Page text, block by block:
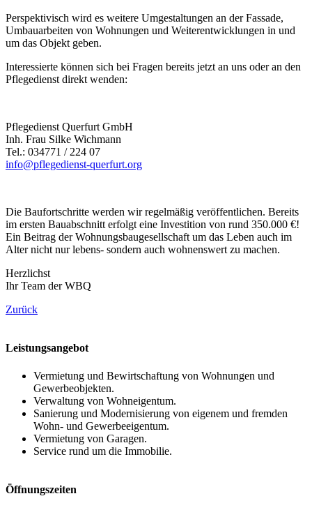
Perspektivisch wird es weitere Umgestaltungen an der Fassade,
Umbauarbeiten von Wohnungen und Weiterentwicklungen in und
um das Objekt geben.
Interessierte können sich bei Fragen bereits jetzt an uns oder an den
Pflegedienst direkt wenden:
Pflegedienst Querfurt GmbH
Inh. Frau Silke Wichmann
Tel.: 034771 / 224 07
info@pflegedienst-querfurt.org
Die Baufortschritte werden wir regelmäßig veröffentlichen. Bereits
im ersten Bauabschnitt erfolgt eine Investition von rund 350.000 €!
Ein Beitrag der Wohnungsbaugesellschaft um das Leben auch im
Alter nicht nur lebens- sondern auch wohnenswert zu machen.
Herzlichst
Ihr Team der WBQ
Zurück
Leistungsangebot
Vermietung und Bewirtschaftung von Wohnungen und
Gewerbeobjekten.
Verwaltung von Wohneigentum.
Sanierung und Modernisierung von eigenem und fremden
Wohn- und Gewerbeeigentum.
Vermietung von Garagen.
Service rund um die Immobilie.
Öffnungszeiten